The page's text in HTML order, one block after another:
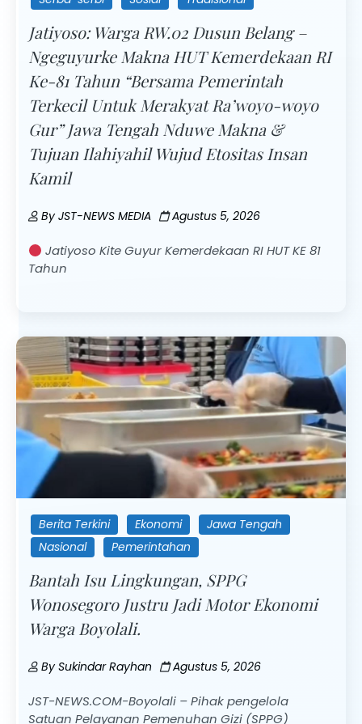
Jatiyoso: Warga RW.02 Dusun Belang –
Ngeguyurke Makna HUT Kemerdekaan RI
Ke-81 Tahun “Bersama Pemerintah
Terkecil Untuk Merakyat Ra’woyo-woyo
Gur” Jawa Tengah Nduwe Makna &
Tujuan Ilahiyahil Wujud Etositas Insan
Kamil
ByJST-NEWS MEDIA Agustus 5, 2026
Jatiyoso Kite Guyur Kemerdekaan RI HUT KE 81
Tahun
Berita Terkini Ekonomi
Jawa Tengah
Nasional
Pemerintahan
Bantah Isu Lingkungan, SPPG
Wonosegoro Justru Jadi Motor Ekonomi
Warga Boyolali.
BySukindar Rayhan Agustus 5, 2026
JST-NEWS.COM-Boyolali – Pihak pengelola
Satuan Pelayanan Pemenuhan Gizi (SPPG)